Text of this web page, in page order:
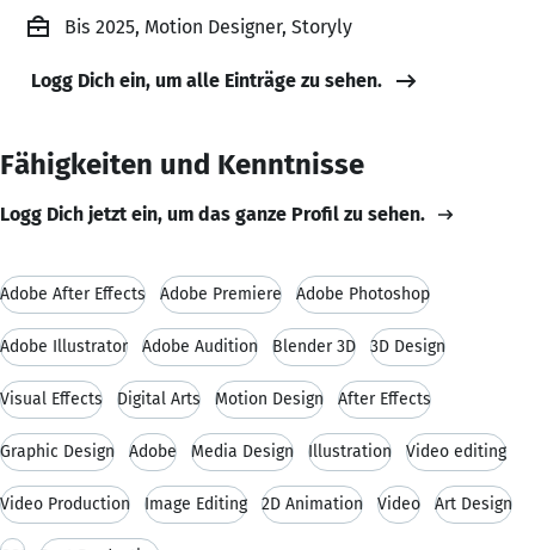
Bis 2025, Motion Designer, Storyly
Logg Dich ein, um alle Einträge zu sehen.
Fähigkeiten und Kenntnisse
Logg Dich jetzt ein, um das ganze Profil zu sehen.
Adobe After Effects Adobe Premiere Adobe Photoshop
Adobe Illustrator Adobe Audition Blender 3D 3D Design
Visual Effects Digital Arts Motion Design After Effects
Graphic Design Adobe Media Design Illustration Video editing
Video Production Image Editing 2D Animation Video Art Design